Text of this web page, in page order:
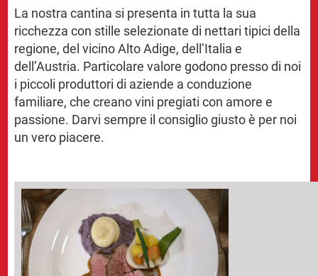
La nostra cantina si presenta in tutta la sua
ricchezza con stille selezionate di nettari tipici della
regione, del vicino Alto Adige, dell’Italia e
dell’Austria. Particolare valore godono presso di noi
i piccoli produttori di aziende a conduzione
familiare, che creano vini pregiati con amore e
passione. Darvi sempre il consiglio giusto è per noi
un vero piacere.